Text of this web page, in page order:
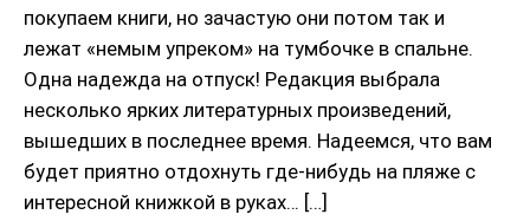
покупаем книги, но зачастую они потом так и
лежат «немым упреком» на тумбочке в спальне.
Одна надежда на отпуск! Редакция выбрала
несколько ярких литературных произведений,
вышедших в последнее время. Надеемся, что вам
будет приятно отдохнуть где-нибудь на пляже с
интересной книжкой в руках… […]